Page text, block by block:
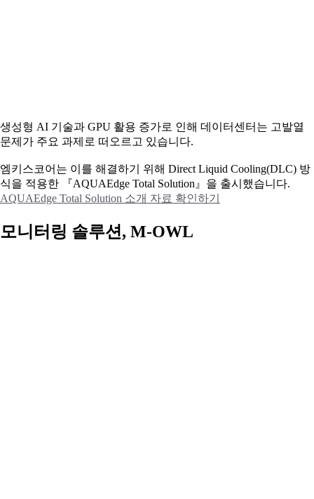
생성형 AI 기술과 GPU 활용 증가로 인해 데이터센터는 고발열
문제가 주요 과제로 떠오르고 있습니다.
엠키스코어는 이를 해결하기 위해 Direct Liquid Cooling(DLC) 방
식을 적용한 『AQUAEdge Total Solution』을 출시했습니다.
AQUAEdge Total Solution 소개 자료 확인하기
모니터링 솔루션, M-OWL